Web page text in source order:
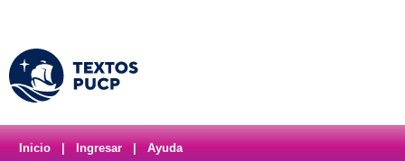
Inicio Ingresar Ayuda